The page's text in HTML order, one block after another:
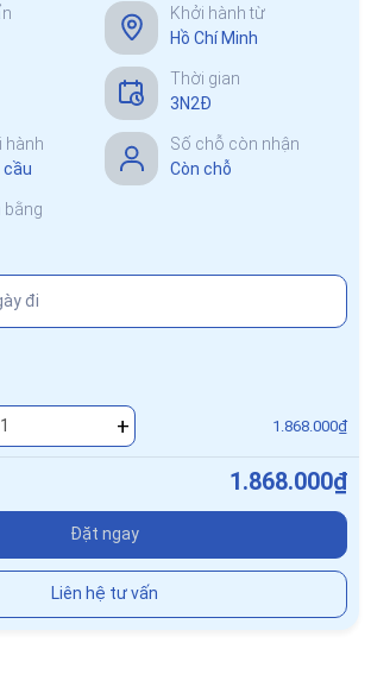
Khởi hành từ
Hồ Chí Minh
Thời gian
3N2Đ
hành
cầu
Số chỗ còn nhận
Còn chỗ
bằng
+ 1.868.000₫
1.868.000₫
Đặt ngay
Liên hệ tư vấn